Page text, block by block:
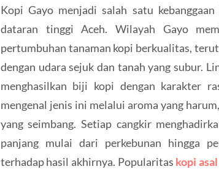
Kopi Gayo menjadi salah satu
dataran tinggi Aceh. Wilayah Gayo
pertumbuhan tanaman kopi berkualitas,
dengan udara sejuk dan tanah yang subur.
menghasilkan biji kopi dengan karakter
mengenal jenis ini melalui aroma yang
yang seimbang. Setiap cangkir
panjang mulai dari perkebunan hingga
terhadap hasil akhirnya. Popularitas kopi